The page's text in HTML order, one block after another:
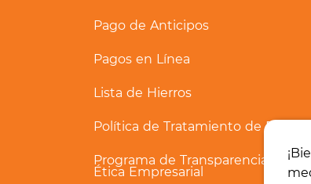
Pago de Anticipos
Pagos en Línea
Lista de Hierros
Política de Tratamiento de Datos
Programa de Transparencia y
Ética Empresarial